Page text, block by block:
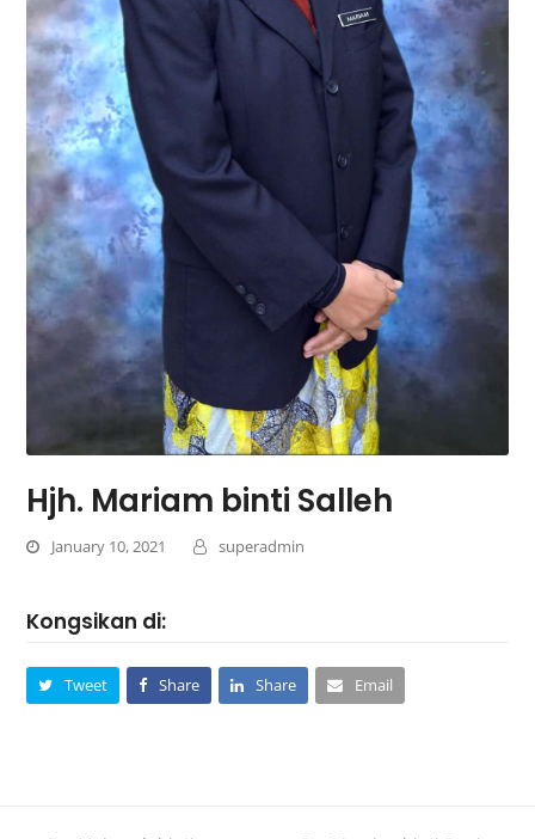
Hjh. Mariam binti Salleh
January 10, 2021 superadmin
Kongsikan di:
Tweet Share Share Email